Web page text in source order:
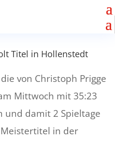
Titel in Hollenstedt
von Christoph Prigge
Mittwoch mit 35:23
und damit 2 Spieltage
in der